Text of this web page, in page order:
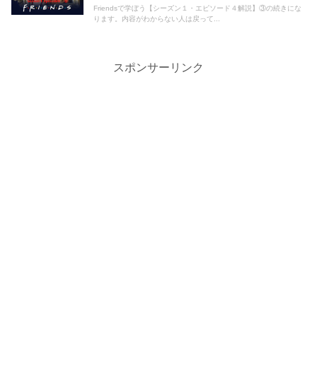
Friendsで学ぼう【シーズン１・エピソード４解説】③の続きにな
ります。内容がわからない人は戻って...
スポンサーリンク